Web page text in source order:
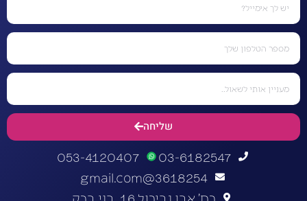
שליחה
03-6182547
053-4120407
3618254@gmail.com